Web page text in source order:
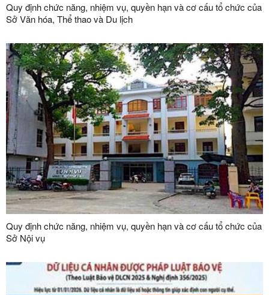
Quy định chức năng, nhiệm vụ, quyền hạn và cơ cấu tổ chức của
Sở Văn hóa, Thể thao và Du lịch
Quy định chức năng, nhiệm vụ, quyền hạn và cơ cấu tổ chức của
Sở Nội vụ